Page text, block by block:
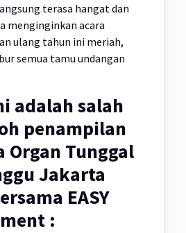
terasa hangat dan
menginginkan acara
ulang tahun ini meriah,
semua tamu undangan
adalah salah
penampilan
Organ Tunggal
Jakarta
EASY
: